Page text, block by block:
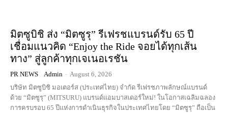
มิตซูบิชิ ส่ง “มิตซูรุ” รีเฟรชแบรนด์รับ 65 ปี
เชื่อมแนวคิด “Enjoy the Ride จอยได้ทุกเส้น
ทาง” สู่ลูกค้าทุกเจเนอเรชัน
PR NEWS Admin - August 6, 2026
บริษัท มิตซูบิชิ มอเตอร์ส (ประเทศไทย) จำกัด รีเฟรชภาพลักษณ์แบรนด์
ด้วย “มิตซูรุ” (MITSURU) แบรนด์แอมบาสเดอร์ใหม่! ในโอกาสเฉลิมฉลอง
การครบรอบ 65 ปีแห่งการดำเนินธุรกิจในประเทศไทยโดย “มิตซูรุ” ถือเป็น